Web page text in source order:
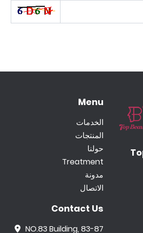
Menu
الخدمات
المنتجات
حولنا
Treatment
مدونة
الاتصال
Contact Us
NO.83 Building, 83-87